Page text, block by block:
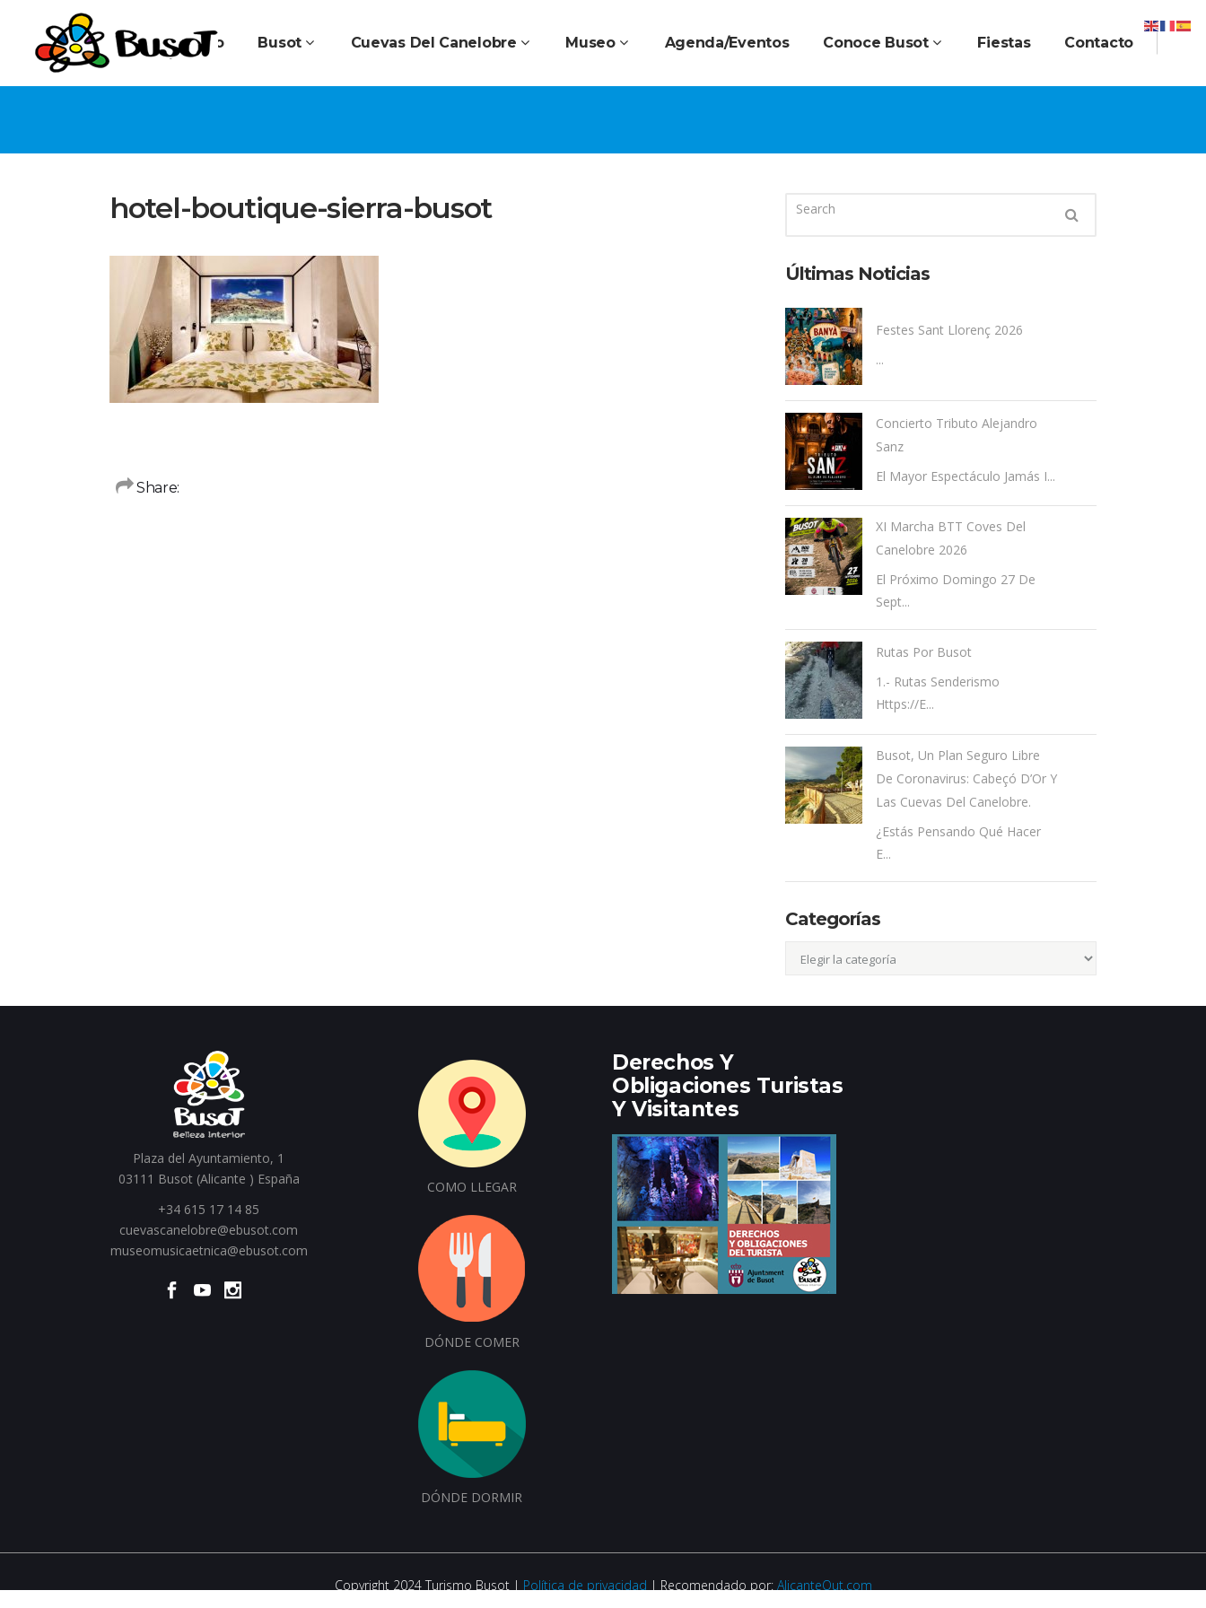
Inicio Busot Cuevas Del Canelobre Museo Agenda/Eventos Conoce Busot Fiestas Contacto
hotel-boutique-sierra-busot
Share:
Últimas Noticias
Festes Sant Llorenç 2026
...
Concierto Tributo Alejandro
Sanz
El Mayor Espectáculo Jamás I...
XI Marcha BTT Coves Del
Canelobre 2026
El Próximo Domingo 27 De
Sept...
Rutas Por Busot
1.- Rutas Senderismo
Https://e...
Busot, Un Plan Seguro Libre
De Coronavirus: Cabeçó D’Or Y
Las Cuevas Del Canelobre.
¿Estás Pensando Qué Hacer
E...
Categorías
Categorías
Plaza del Ayuntamiento, 1
03111 Busot (Alicante ) España
+34 615 17 14 85
cuevascanelobre@ebusot.com
museomusicaetnica@ebusot.com
COMO LLEGAR
DÓNDE COMER
DÓNDE DORMIR
Derechos Y
Obligaciones Turistas
Y Visitantes
Copyright 2024 Turismo Busot | Política de privacidad | Recomendado por: AlicanteOut.com